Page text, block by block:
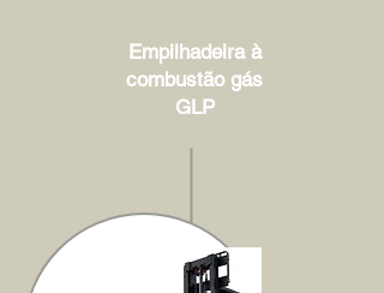
Empilhadeira à
combustão gás
GLP